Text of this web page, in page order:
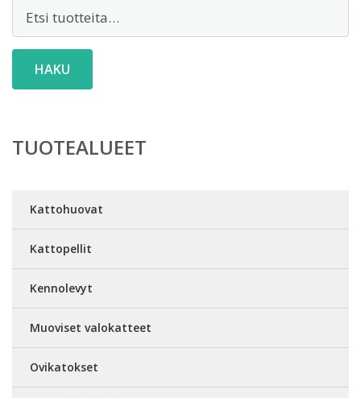
HAKU
TUOTEALUEET
Kattohuovat
Kattopellit
Kennolevyt
Muoviset valokatteet
Ovikatokset